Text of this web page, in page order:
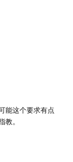
能这个要求有点
。